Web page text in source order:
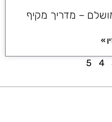
– מדריך מקיף
»
4
5